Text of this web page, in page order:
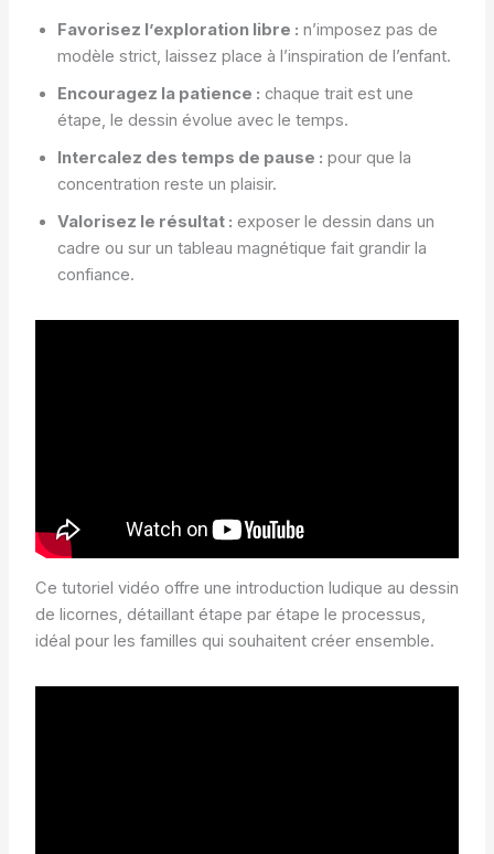
Favorisez l’exploration libre : n’imposez pas de
modèle strict, laissez place à l’inspiration de l’enfant.
Encouragez la patience : chaque trait est une
étape, le dessin évolue avec le temps.
Intercalez des temps de pause : pour que la
concentration reste un plaisir.
Valorisez le résultat : exposer le dessin dans un
cadre ou sur un tableau magnétique fait grandir la
confiance.
Ce tutoriel vidéo offre une introduction ludique au dessin
de licornes, détaillant étape par étape le processus,
idéal pour les familles qui souhaitent créer ensemble.